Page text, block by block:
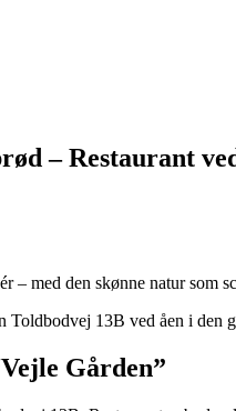
– Restaurant
med den skønne natur som
Toldbodvej 13B ved åen i den
Gården”